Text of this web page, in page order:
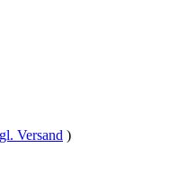
Versand )